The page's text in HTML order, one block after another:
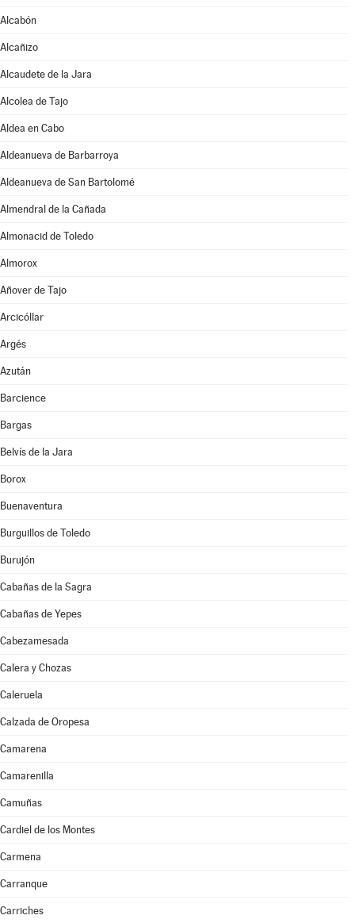
Alcabón
Alcañizo
Alcaudete de la Jara
Alcolea de Tajo
Aldea en Cabo
Aldeanueva de Barbarroya
Aldeanueva de San Bartolomé
Almendral de la Cañada
Almonacid de Toledo
Almorox
Añover de Tajo
Arcicóllar
Argés
Azután
Barcience
Bargas
Belvís de la Jara
Borox
Buenaventura
Burguillos de Toledo
Burujón
Cabañas de la Sagra
Cabañas de Yepes
Cabezamesada
Calera y Chozas
Caleruela
Calzada de Oropesa
Camarena
Camarenilla
Camuñas
Cardiel de los Montes
Carmena
Carranque
Carriches